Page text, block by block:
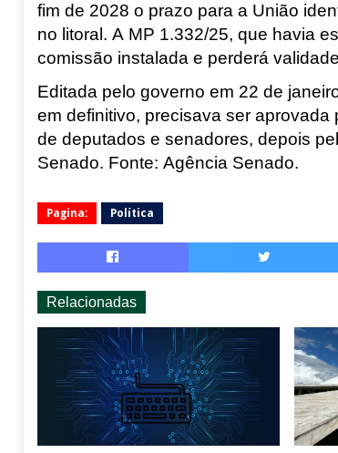
fim de 2028 o prazo para a União
no litoral. A MP 1.332/25, que havia
comissão instalada e perderá
Editada pelo governo em 22 de
em definitivo, precisava ser
de deputados e senadores, depois
Senado. Fonte: Agência Senado.
Pagina: Política
Relacionadas